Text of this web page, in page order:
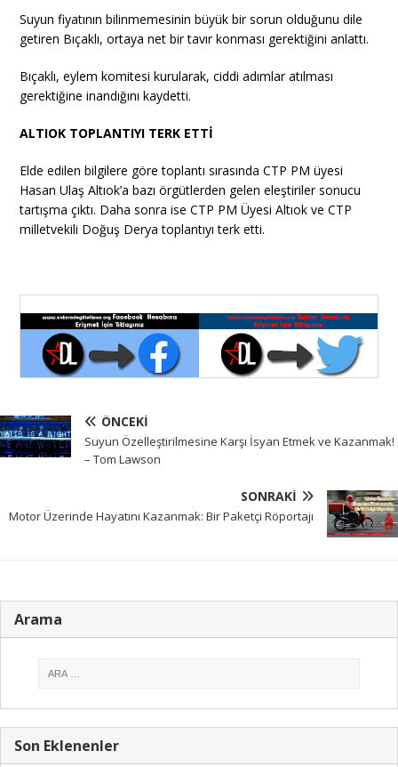
Suyun fiyatının bilinmemesinin büyük bir sorun olduğunu dile
getiren Bıçaklı, ortaya net bir tavır konması gerektiğini anlattı.
Bıçaklı, eylem komitesi kurularak, ciddi adımlar atılması
gerektiğine inandığını kaydetti.
ALTIOK TOPLANTIYI TERK ETTİ
Elde edilen bilgilere göre toplantı sırasında CTP PM üyesi
Hasan Ulaş Altıok’a bazı örgütlerden gelen eleştiriler sonucu
tartışma çıktı. Daha sonra ise CTP PM Üyesi Altıok ve CTP
milletvekili Doğuş Derya toplantıyı terk etti.
ÖNCEKI
Suyun Özelleştirilmesine Karşı İsyan Etmek ve Kazanmak!
– Tom Lawson
SONRAKI
Motor Üzerinde Hayatını Kazanmak: Bir Paketçi Röportajı
Arama
Son Eklenenler